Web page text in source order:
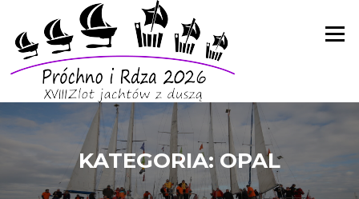
content
Menu
KATEGORIA:OPAL